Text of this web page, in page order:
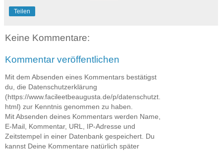
Teilen
Keine Kommentare:
Kommentar veröffentlichen
Mit dem Absenden eines Kommentars bestätigst
du, die Datenschutzerklärung
(https://www.facileetbeaugusta.de/p/datenschutzt.
html) zur Kenntnis genommen zu haben.
Mit Absenden deines Kommentars werden Name,
E-Mail, Kommentar, URL, IP-Adresse und
Zeitstempel in einer Datenbank gespeichert. Du
kannst Deine Kommentare natürlich später